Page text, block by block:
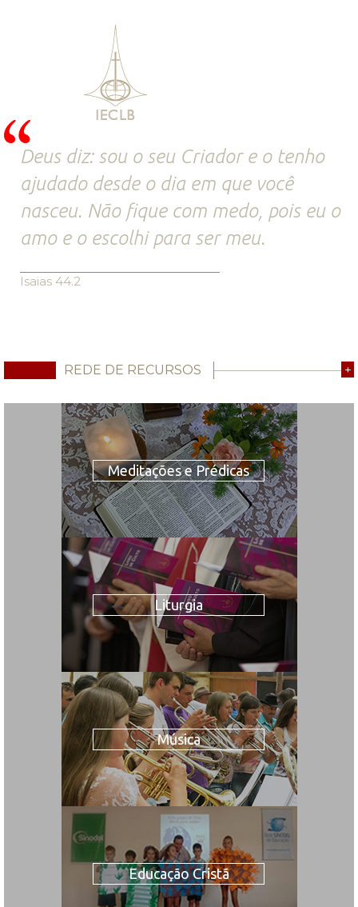
Deus diz: sou o seu Criador e o tenho
ajudado desde o dia em que você
nasceu. Não fique com medo, pois eu o
amo e o escolhi para ser meu.
Isaias 44.2
REDE DE RECURSOS +
Meditações e Prédicas
Liturgia
Música
Educação Cristã